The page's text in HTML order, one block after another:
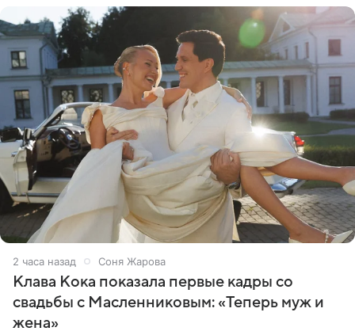
2 часа назад Соня Жарова
Клава Кока показала первые кадры со
свадьбы с Масленниковым: «Теперь муж и
жена»